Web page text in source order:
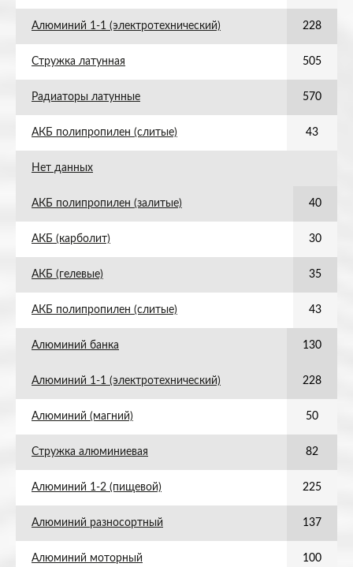
Алюминий 1-1 (электротехнический) 228
Стружка латунная 505
Радиаторы латунные 570
АКБ полипропилен (слитые) 43
Нет данных
АКБ полипропилен (залитые) 40
АКБ (карболит) 30
АКБ (гелевые) 35
АКБ полипропилен (слитые) 43
Алюминий банка 130
Алюминий 1-1 (электротехнический) 228
Алюминий (магний) 50
Стружка алюминиевая 82
Алюминий 1-2 (пищевой) 225
Алюминий разносортный 137
Алюминий моторный 100